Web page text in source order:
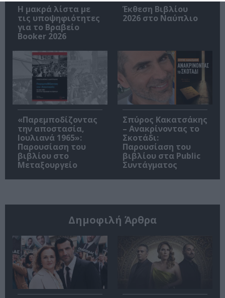
Η μακρά λίστα με
τις υποψηφιότητες
για το Βραβείο
Booker 2026
Έκθεση Βιβλίου
2026 στο Ναύπλιο
«Παρεμποδίζοντας
την αποστασία,
Ιουλιανά 1965»:
Παρουσίαση του
βιβλίου στο
Μεταξουργείο
Σπύρος Κακατσάκης
– Ανακρίνοντας το
Σκοτάδι:
Παρουσίαση του
βιβλίου στα Public
Συντάγματος
Δημοφιλή Άρθρα